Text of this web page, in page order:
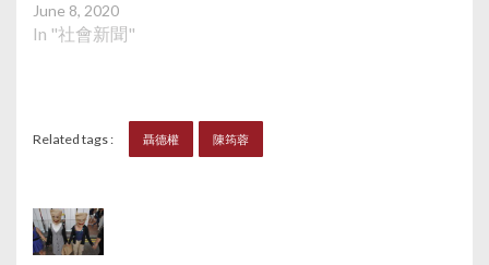
June 8, 2020
In "社會新聞"
Related tags : 聶德權 陳筠蓉